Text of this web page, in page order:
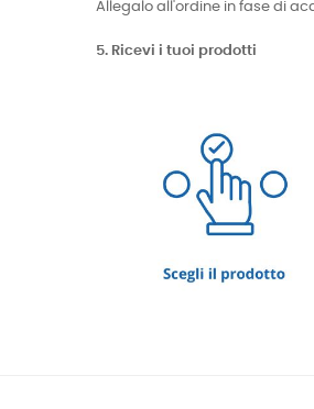
Allegalo all'ordine in fase di
5. Ricevi i tuoi prodotti